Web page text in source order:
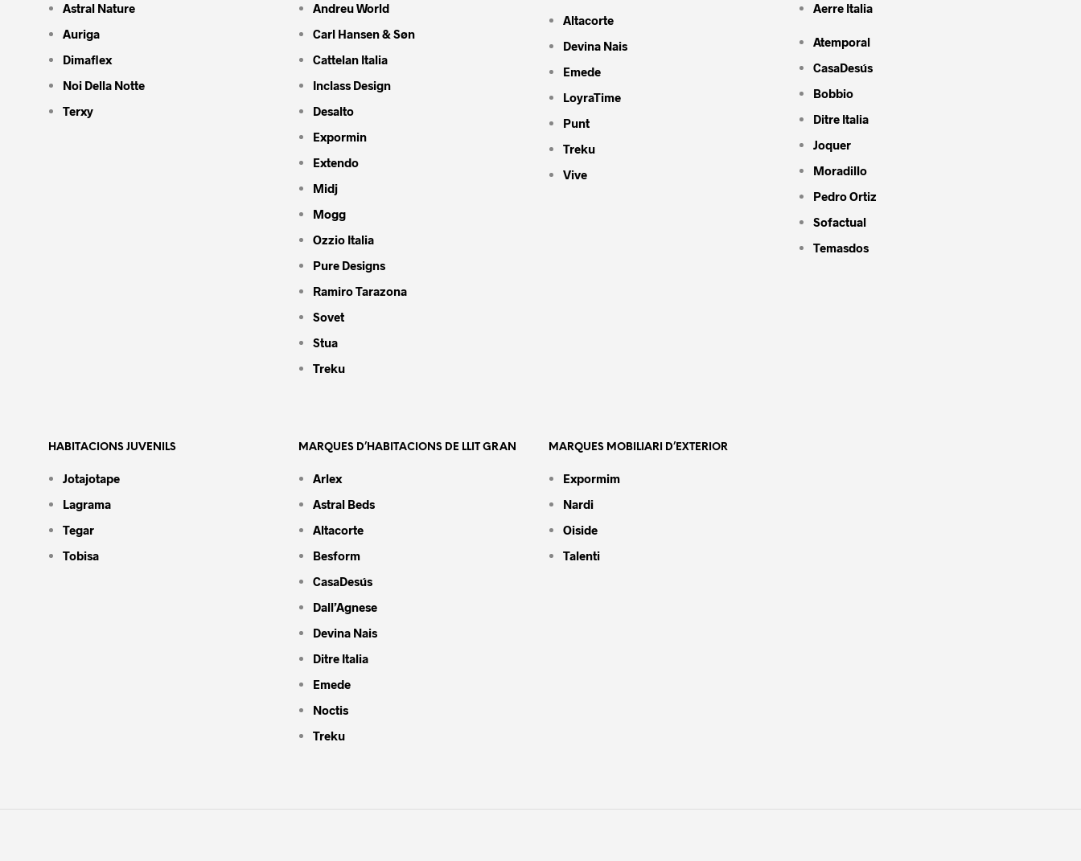
Astral Nature
Auriga
Dimaflex
Noi Della Notte
Terxy
Andreu World
Carl Hansen & Søn
Cattelan Italia
Inclass Design
Desalto
Expormin
Extendo
Midj
Mogg
Ozzio Italia
Pure Designs
Ramiro Tarazona
Sovet
Stua
Treku
Altacorte
Devina Nais
Emede
LoyraTime
Punt
Treku
Vive
Aerre Italia
Atemporal
CasaDesús
Bobbio
Ditre Italia
Joquer
Moradillo
Pedro Ortiz
Sofactual
Temasdos
HABITACIONS JUVENILS
Jotajotape
Lagrama
Tegar
Tobisa
MARQUES D’HABITACIONS DE LLIT GRAN
Arlex
Astral Beds
Altacorte
Besform
CasaDesús
Dall’Agnese
Devina Nais
Ditre Italia
Emede
Noctis
Treku
MARQUES MOBILIARI D’EXTERIOR
Expormim
Nardi
Oiside
Talenti